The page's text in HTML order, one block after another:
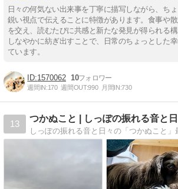
日々の何気ない出来事を丁寧に描写しながら、ち
鋭い視点で伝えることに特徴があります。食事や
を交え、読むたびに共感と新たな発見が得られる
しなやかに紡ぎ出すことで、日常のちょっとした
ています。
1570062 10
週間IN:170 週間OUT:990 月間IN:730
13